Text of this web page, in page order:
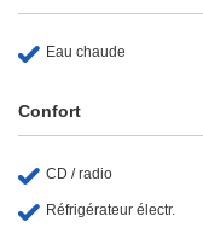
Eau chaude
Confort
CD / radio
Réfrigérateur électr.